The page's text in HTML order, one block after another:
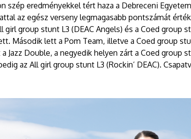
szép eredményekkel tért haza a Debreceni
az egész verseny legmagasabb pontszámát
girl group stunt L3 (DEAC Angels) és a Coed group
Második lett a Pom Team, illetve a Coed group
Jazz Double, a negyedik helyen zárt a Coed group
az All girl group stunt L3 (Rockin’ DEAC).